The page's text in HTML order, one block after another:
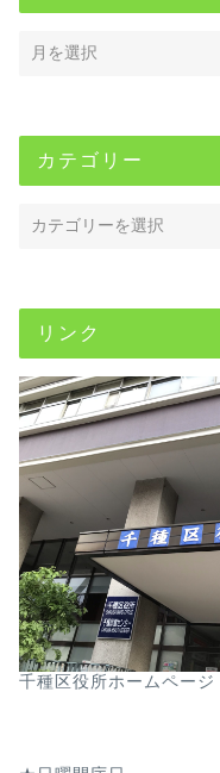
カテゴリー
リンク
千種区役所ホームページ